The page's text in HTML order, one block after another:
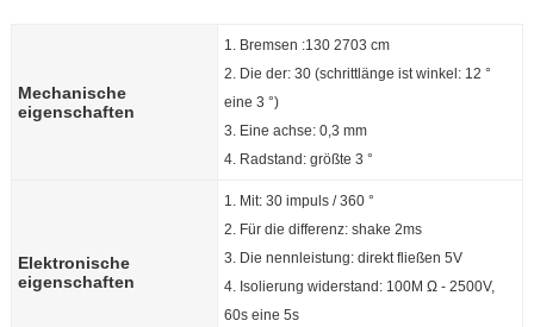
Mechanische
eigenschaften
1. Bremsen :130 2703 cm
2. Die der: 30 (schrittlänge ist winkel: 12 °
eine 3 °)
3. Eine achse: 0,3 mm
4. Radstand: größte 3 °
Elektronische
eigenschaften
1. Mit: 30 impuls / 360 °
2. Für die differenz: shake 2ms
3. Die nennleistung: direkt fließen 5V
4. Isolierung widerstand: 100M Ω - 2500V,
60s eine 5s